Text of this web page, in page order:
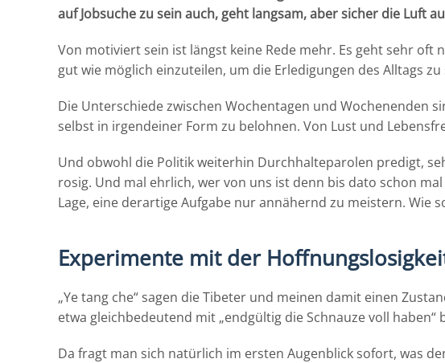
auf Jobsuche zu sein auch, geht langsam, aber sicher die Luft
Von motiviert sein ist längst keine Rede mehr. Es geht sehr oft
gut wie möglich einzuteilen, um die Erledigungen des Alltags zu
Die Unterschiede zwischen Wochentagen und Wochenenden
selbst in irgendeiner Form zu belohnen. Von Lust und
Und obwohl die Politik weiterhin Durchhalteparolen predigt,
rosig. Und mal ehrlich, wer von uns ist denn bis dato schon
Lage, eine derartige Aufgabe nur annähernd zu meistern. Wie
Experimente mit der
„Ye tang che“ sagen die Tibeter und meinen damit einen
etwa gleichbedeutend mit „endgültig die Schnauze voll
Da fragt man sich natürlich im ersten Augenblick sofort, was